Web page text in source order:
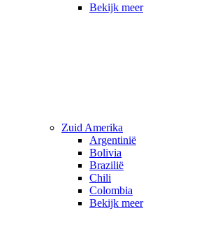
Bekijk meer
Zuid Amerika
Argentinië
Bolivia
Brazilië
Chili
Colombia
Bekijk meer